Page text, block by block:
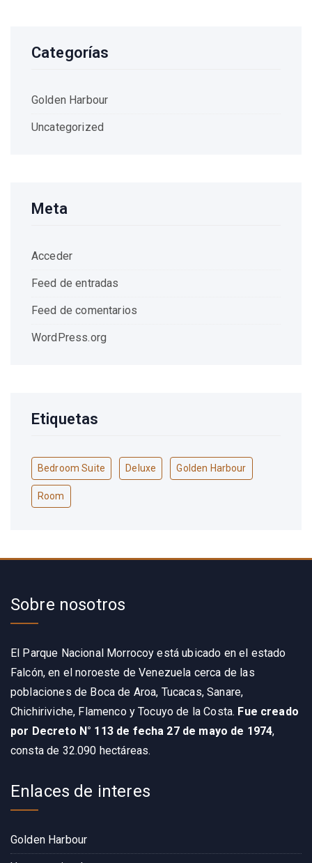
Categorías
Golden Harbour
Uncategorized
Meta
Acceder
Feed de entradas
Feed de comentarios
WordPress.org
Etiquetas
Bedroom Suite Deluxe Golden Harbour
Room
Sobre nosotros
El Parque Nacional Morrocoy está ubicado en el estado
Falcón, en el noroeste de Venezuela cerca de las
poblaciones de Boca de Aroa, Tucacas, Sanare,
Chichiriviche, Flamenco y Tocuyo de la Costa. Fue creado
por Decreto N° 113 de fecha 27 de mayo de 1974,
consta de 32.090 hectáreas.
Enlaces de interes
Golden Harbour